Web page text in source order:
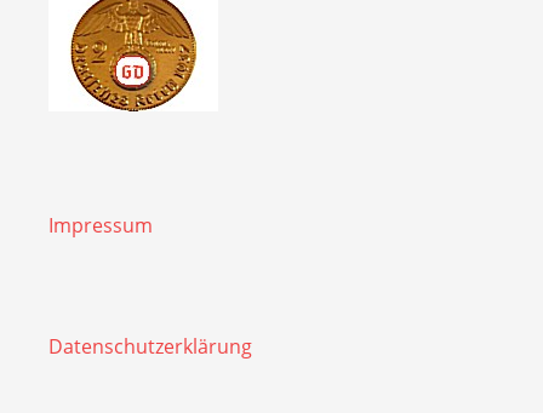
Impressum
Datenschutzerklärung